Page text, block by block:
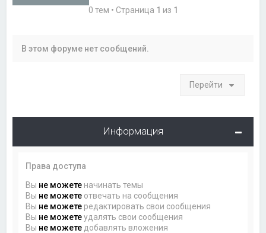
0 тем • Страница 1 из 1
В этом форуме нет сообщений.
Перейти
Информация
Права доступа
Вы не можете начинать темы
Вы не можете отвечать на сообщения
Вы не можете редактировать свои сообщения
Вы не можетеудалять свои сообщения
Вы не можете добавлять вложения